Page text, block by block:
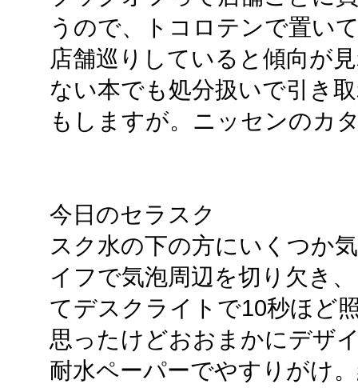
うので、トコロテンで置い
店舗巡りしていると傾向が
ない本でも処分扱いで引き
もしますが。ニッセンのカ
今日のセラスク
スク水の下の方にいくつか
イフで気泡周辺を切り欠き
てデスクライトで10秒ほど
思ったけどおおまかにデザ
耐水ペーパーでやすりがけ